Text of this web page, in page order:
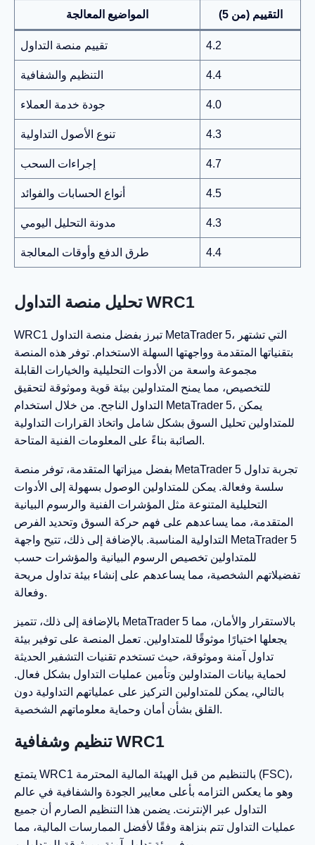
المواضيع المعالجة التقييم (من 5)
تقييم منصة التداول 4.2
التنظيم والشفافية 4.4
جودة خدمة العملاء 4.0
تنوع الأصول التداولية 4.3
إجراءات السحب 4.7
أنواع الحسابات والفوائد 4.5
مدونة التحليل اليومي 4.3
طرق الدفع وأوقات المعالجة 4.4
تحليل منصة التداول WRC1
WRC1 تبرز بفضل منصة التداول MetaTrader 5، التي تشتهر
بتقنياتها المتقدمة وواجهتها السهلة الاستخدام. توفر هذه المنصة
مجموعة واسعة من الأدوات التحليلية والخيارات القابلة
للتخصيص، مما يمنح المتداولين بيئة قوية وموثوقة لتحقيق
التداول الناجح. من خلال استخدام MetaTrader 5، يمكن
للمتداولين تحليل السوق بشكل شامل واتخاذ القرارات التداولية
الصائبة بناءً على المعلومات الفنية المتاحة.
بفضل ميزاتها المتقدمة، توفر منصة MetaTrader 5 تجربة تداول
سلسة وفعالة. يمكن للمتداولين الوصول بسهولة إلى الأدوات
التحليلية المتنوعة مثل المؤشرات الفنية والرسوم البيانية
المتقدمة، مما يساعدهم على فهم حركة السوق وتحديد الفرص
التداولية المناسبة. بالإضافة إلى ذلك، تتيح واجهة MetaTrader 5
للمتداولين تخصيص الرسوم البيانية والمؤشرات حسب
تفضيلاتهم الشخصية، مما يساعدهم على إنشاء بيئة تداول مريحة
وفعالة.
بالإضافة إلى ذلك، تتميز MetaTrader 5 بالاستقرار والأمان، مما
يجعلها اختيارًا موثوقًا للمتداولين. تعمل المنصة على توفير بيئة
تداول آمنة وموثوقة، حيث تستخدم تقنيات التشفير الحديثة
لحماية بيانات المتداولين وتأمين عمليات التداول بشكل فعال.
بالتالي، يمكن للمتداولين التركيز على عملياتهم التداولية دون
القلق بشأن أمان وحماية معلوماتهم الشخصية.
تنظيم وشفافية WRC1
يتمتع WRC1 بالتنظيم من قبل الهيئة المالية المحترمة (FSC)،
وهو ما يعكس التزامه بأعلى معايير الجودة والشفافية في عالم
التداول عبر الإنترنت. يضمن هذا التنظيم الصارم أن جميع
عمليات التداول تتم بنزاهة وفقًا لأفضل الممارسات المالية، مما